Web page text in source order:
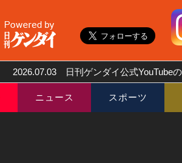
2026.07.03 日刊ゲンダイ公式YouTube
ニュース スポーツ